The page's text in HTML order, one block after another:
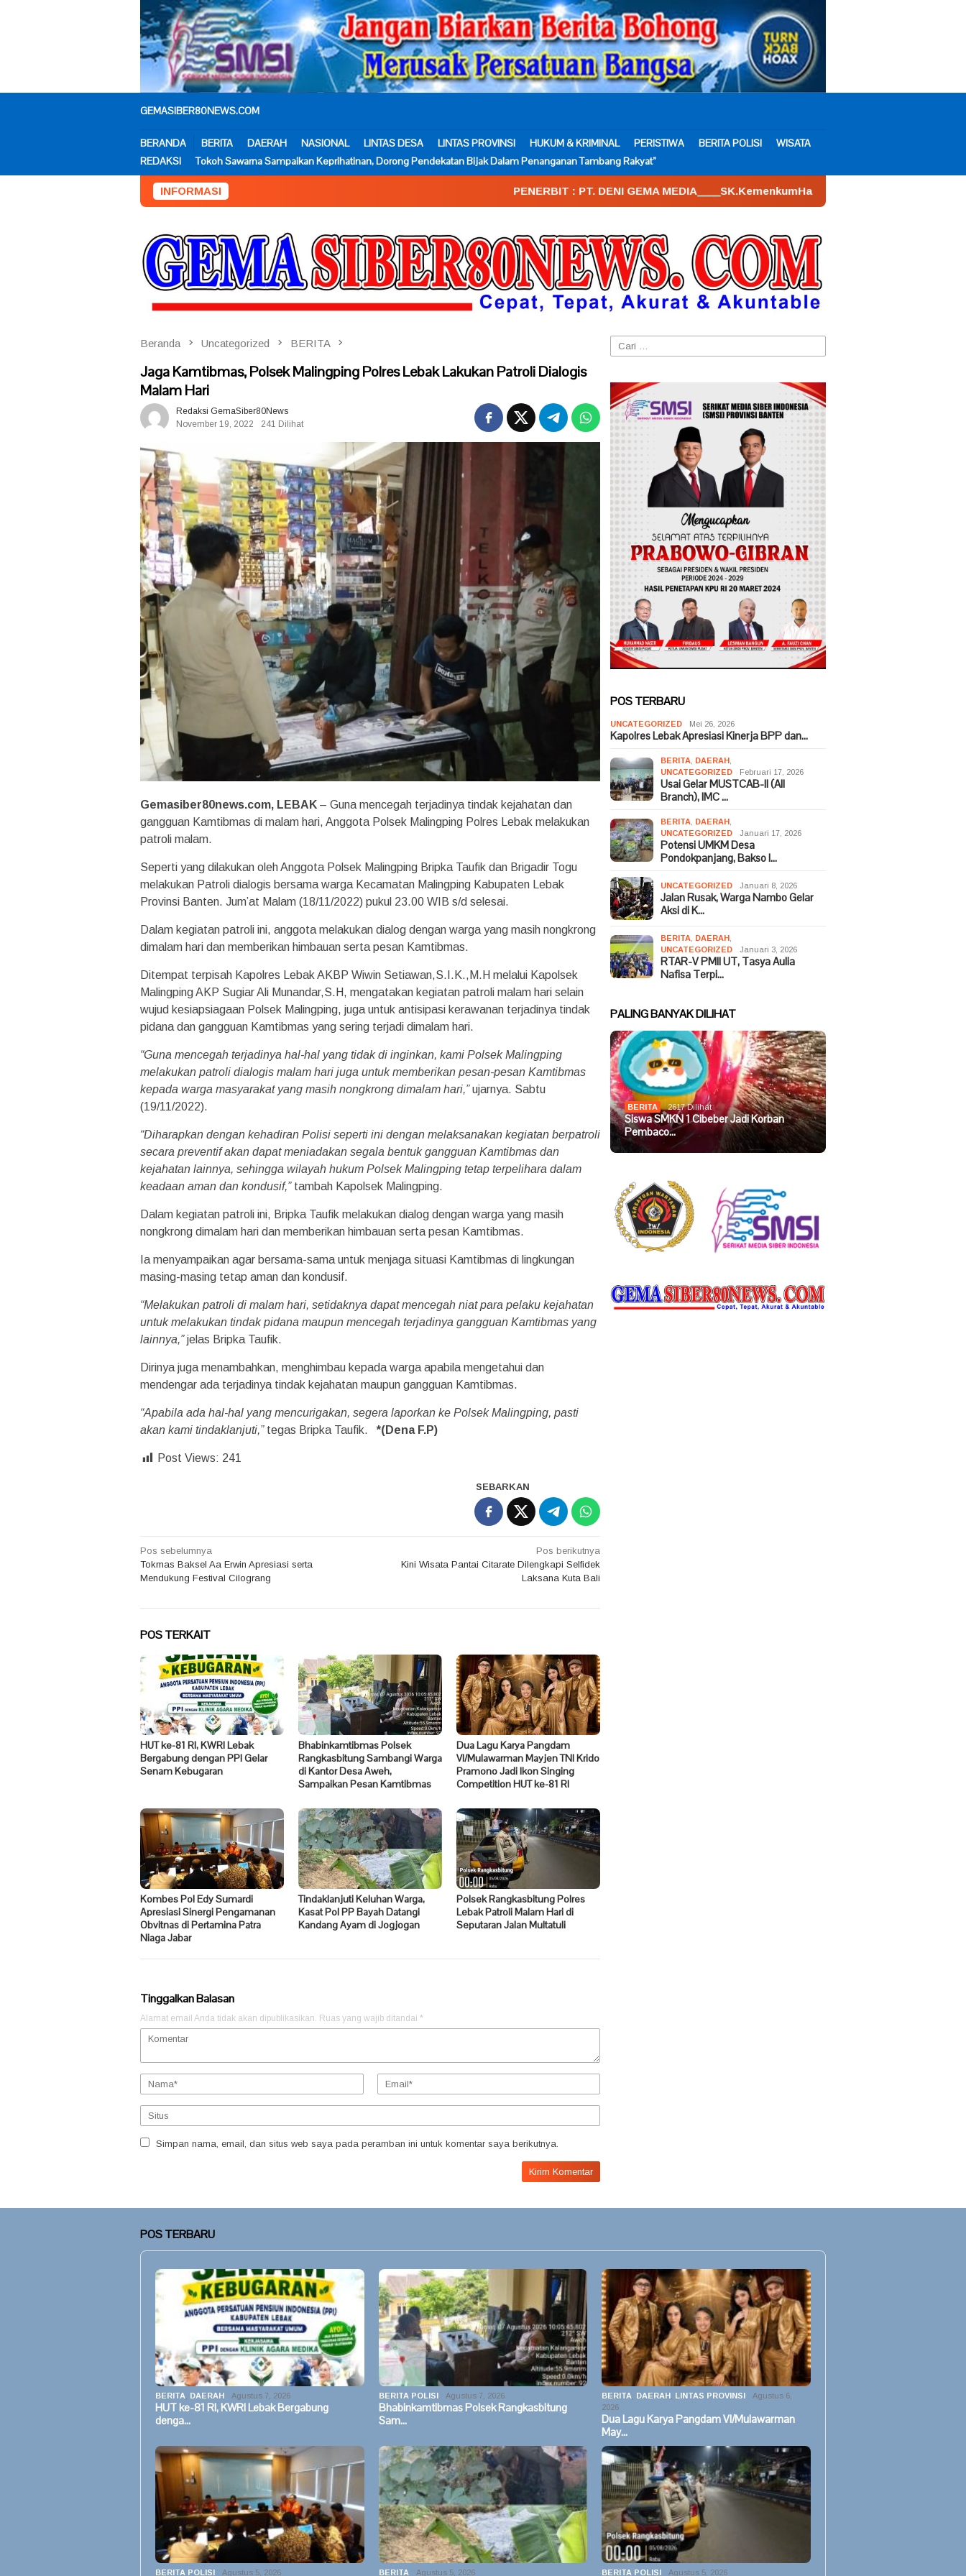
GEMASIBER80NEWS.COM
BERANDA BERITA DAERAH NASIONAL LINTAS DESA LINTAS PROVINSI HUKUM & KRIMINAL PERISTIWA BERITA POLISI
WISATA
REDAKSI
Tokoh Sawarna Sampaikan Keprihatinan, Dorong Pendekatan Bijak Dalam Penanganan Tambang Rakyat”
INFORMASI PENERBIT : PT. DENI GEMA MEDIA____SK.KemenkumHam : AHU – 026590.AH.01.30.___Tahun
Beranda Uncategorized BERITA
Jaga Kamtibmas, Polsek Malingping Polres Lebak Lakukan Patroli Dialogis
Malam Hari
Redaksi GemaSiber80News
November 19, 2022
241 Dilihat
Gemasiber80news.com, LEBAK – Guna mencegah terjadinya tindak kejahatan dan
gangguan Kamtibmas di malam hari, Anggota Polsek Malingping Polres Lebak melakukan
patroli malam.
Seperti yang dilakukan oleh Anggota Polsek Malingping Bripka Taufik dan Brigadir Togu
melakukan Patroli dialogis bersama warga Kecamatan Malingping Kabupaten Lebak
Provinsi Banten. Jum’at Malam (18/11/2022) pukul 23.00 WIB s/d selesai.
Dalam kegiatan patroli ini, anggota melakukan dialog dengan warga yang masih nongkrong
dimalam hari dan memberikan himbauan serta pesan Kamtibmas.
Ditempat terpisah Kapolres Lebak AKBP Wiwin Setiawan,S.I.K.,M.H melalui Kapolsek
Malingping AKP Sugiar Ali Munandar,S.H, mengatakan kegiatan patroli malam hari selain
wujud kesiapsiagaan Polsek Malingping, juga untuk antisipasi kerawanan terjadinya tindak
pidana dan gangguan Kamtibmas yang sering terjadi dimalam hari.
“Guna mencegah terjadinya hal-hal yang tidak di inginkan, kami Polsek Malingping
melakukan patroli dialogis malam hari juga untuk memberikan pesan-pesan Kamtibmas
kepada warga masyarakat yang masih nongkrong dimalam hari,”ujarnya. Sabtu
(19/11/2022).
“Diharapkan dengan kehadiran Polisi seperti ini dengan melaksanakan kegiatan berpatroli
secara preventif akan dapat meniadakan segala bentuk gangguan Kamtibmas dan
kejahatan lainnya, sehingga wilayah hukum Polsek Malingping tetap terpelihara dalam
keadaan aman dan kondusif,”tambah Kapolsek Malingping.
Dalam kegiatan patroli ini, Bripka Taufik melakukan dialog dengan warga yang masih
nongkrong dimalam hari dan memberikan himbauan serta pesan Kamtibmas.
Ia menyampaikan agar bersama-sama untuk menjaga situasi Kamtibmas di lingkungan
masing-masing tetap aman dan kondusif.
“Melakukan patroli di malam hari, setidaknya dapat mencegah niat para pelaku kejahatan
untuk melakukan tindak pidana maupun mencegah terjadinya gangguan Kamtibmas yang
lainnya,”jelas Bripka Taufik.
Dirinya juga menambahkan, menghimbau kepada warga apabila mengetahui dan
mendengar ada terjadinya tindak kejahatan maupun gangguan Kamtibmas.
“Apabila ada hal-hal yang mencurigakan, segera laporkan ke Polsek Malingping, pasti
akan kami tindaklanjuti,”tegas Bripka Taufik.*(Dena F.P)
Post Views: 241
SEBARKAN
Navigasi
pos
Pos sebelumnya
Tokmas Baksel Aa Erwin Apresiasi serta
Mendukung Festival Cilograng
Pos berikutnya
Kini Wisata Pantai Citarate Dilengkapi Selfidek
Laksana Kuta Bali
POS TERKAIT
HUT ke-81 RI, KWRI Lebak
Bergabung dengan PPI Gelar
Senam Kebugaran
Bhabinkamtibmas Polsek
Rangkasbitung Sambangi Warga
di Kantor Desa Aweh,
Sampaikan Pesan Kamtibmas
Dua Lagu Karya Pangdam
VI/Mulawarman Mayjen TNI Krido
Pramono Jadi Ikon Singing
Competition HUT ke-81 RI
Kombes Pol Edy Sumardi
Apresiasi Sinergi Pengamanan
Obvitnas di Pertamina Patra
Niaga Jabar
Tindaklanjuti Keluhan Warga,
Kasat Pol PP Bayah Datangi
Kandang Ayam di Jogjogan
Polsek Rangkasbitung Polres
Lebak Patroli Malam Hari di
Seputaran Jalan Multatuli
Tinggalkan Balasan
Alamat email Anda tidak akan dipublikasikan. Ruas yang wajib ditandai *
Simpan nama, email, dan situs web saya pada peramban ini untuk komentar saya berikutnya.
Cari
untuk:
POS TERBARU
UNCATEGORIZED Mei 26, 2026
Kapolres Lebak Apresiasi Kinerja BPP dan…
BERITA DAERAH
UNCATEGORIZED
Februari 17, 2026
Usai Gelar MUSTCAB-II (All
Branch), IMC …
BERITA DAERAH
UNCATEGORIZED
Januari 17, 2026
Potensi UMKM Desa
Pondokpanjang, Bakso I…
UNCATEGORIZED Januari 8, 2026
Jalan Rusak, Warga Nambo Gelar
Aksi di K…
BERITA DAERAH
UNCATEGORIZED
Januari 3, 2026
RTAR-V PMII UT, Tasya Aulia
Nafisa Terpi…
PALING BANYAK DILIHAT
BERITA 2617 Dilihat
Siswa SMKN 1 Cibeber Jadi Korban
Pembaco…
POS TERBARU
BERITA DAERAH Agustus 7, 2026
HUT ke-81 RI, KWRI Lebak Bergabung
denga…
BERITA POLISI Agustus 7, 2026
Bhabinkamtibmas Polsek Rangkasbitung
Sam…
BERITA DAERAH LINTAS PROVINSI
Agustus 6,
2026
Dua Lagu Karya Pangdam VI/Mulawarman
May…
BERITA POLISI Agustus 5, 2026 BERITA Agustus 5, 2026 BERITA POLISI Agustus 5, 2026